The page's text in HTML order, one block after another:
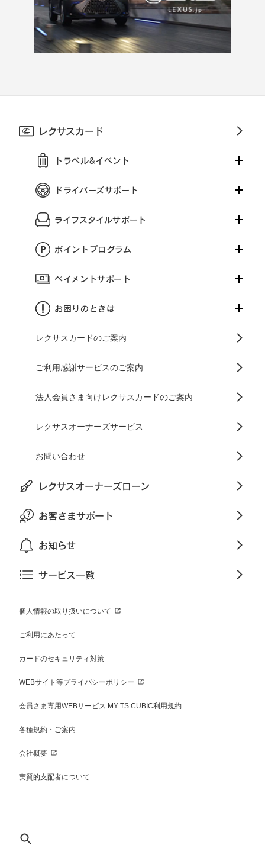
レクサスカード
トラベル&イベント
ドライバーズサポート
ライフスタイルサポート
ポイントプログラム
ペイメントサポート
お困りのときは
レクサスカードのご案内
ご利用感謝サービスのご案内
法人会員さま向けレクサスカードのご案内
レクサスオーナーズサービス
お問い合わせ
レクサスオーナーズローン
お客さまサポート
お知らせ
サービス一覧
個人情報の取り扱いについて
ご利用にあたって
カードのセキュリティ対策
WEBサイト等プライバシーポリシー
会員さま専用WEBサービス MY TS CUBIC利用規約
各種規約・ご案内
会社概要
実質的支配者について